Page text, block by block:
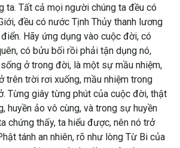
ta. Tất cả mọi người chúng ta đều có
đều có nước Tịnh Thủy thanh lương
Hãy ứng dụng vào cuộc đời, có
có bửu bối rồi phải tận dụng nó,
ở trong đời, là một sự mầu nhiệm,
trên trời rơi xuống, mầu nhiệm trong
Từng giây từng phút của cuộc đời, thật
huyền ảo vô cùng, và trong sự huyền
chứng thấy, ta hiểu được, nên nó trở
tánh an nhiên, rõ như lòng Từ Bi của